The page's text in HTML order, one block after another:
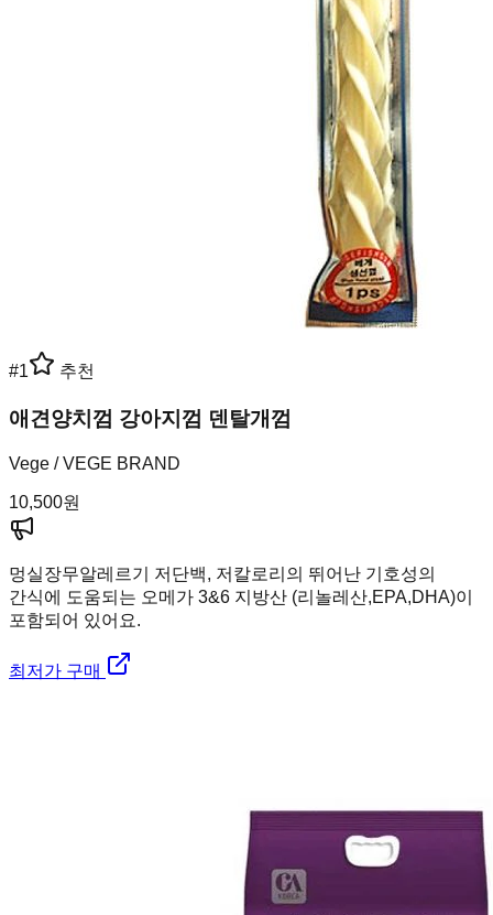
#1 추천
애견양치껌 강아지껌 덴탈개껌
Vege / VEGE BRAND
10,500원
멍실장무알레르기 저단백, 저칼로리의 뛰어난 기호성의
간식에 도움되는 오메가 3&6 지방산 (리놀레산,EPA,DHA)이
포함되어 있어요.
최저가 구매